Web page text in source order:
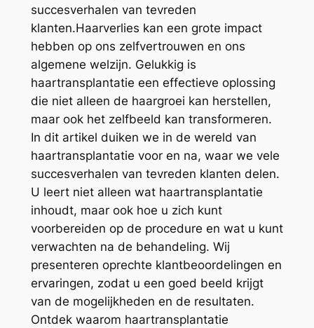
succesverhalen van tevreden
klanten.Haarverlies kan een grote impact
hebben op ons zelfvertrouwen en ons
algemene welzijn. Gelukkig is
haartransplantatie een effectieve oplossing
die niet alleen de haargroei kan herstellen,
maar ook het zelfbeeld kan transformeren.
In dit artikel duiken we in de wereld van
haartransplantatie voor en na, waar we vele
succesverhalen van tevreden klanten delen.
U leert niet alleen wat haartransplantatie
inhoudt, maar ook hoe u zich kunt
voorbereiden op de procedure en wat u kunt
verwachten na de behandeling. Wij
presenteren oprechte klantbeoordelingen en
ervaringen, zodat u een goed beeld krijgt
van de mogelijkheden en de resultaten.
Ontdek waarom haartransplantatie